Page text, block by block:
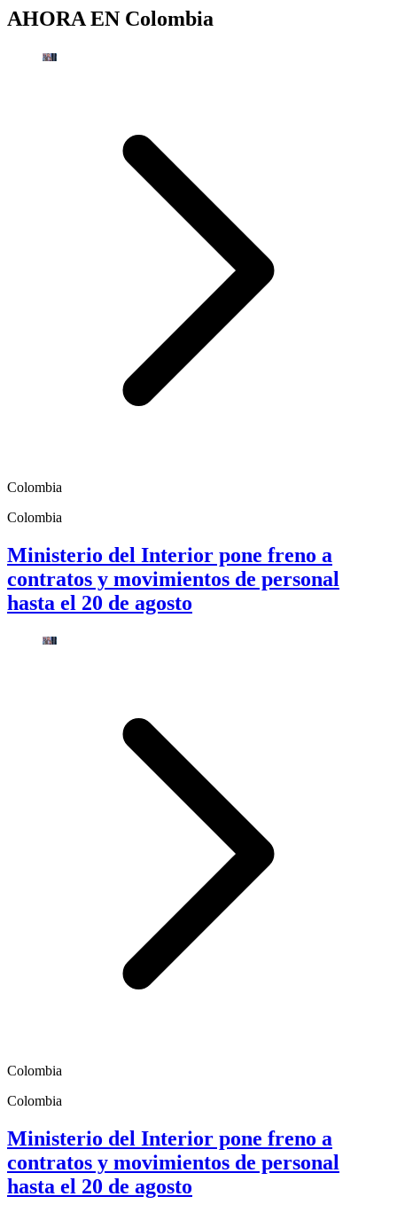
AHORA EN Colombia
Colombia
Colombia
Ministerio del Interior pone freno a
contratos y movimientos de personal
hasta el 20 de agosto
Colombia
Colombia
Ministerio del Interior pone freno a
contratos y movimientos de personal
hasta el 20 de agosto